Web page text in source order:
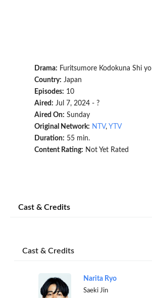
Drama: Furitsumore Kodokuna Shi yo
Country: Japan
Episodes: 10
Aired: Jul 7, 2024 - ?
Aired On: Sunday
Original Network: NTV, YTV
Duration: 55 min.
Content Rating: Not Yet Rated
Cast & Credits
Cast & Credits
Narita Ryo
Saeki Jin